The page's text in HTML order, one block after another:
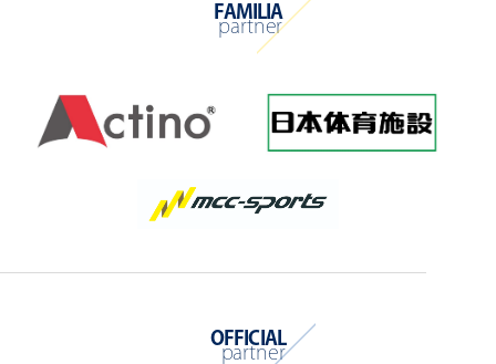
FAMILIA
partner
OFFICIAL
partner